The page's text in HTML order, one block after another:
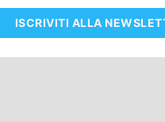
ISCRIVITI ALLA